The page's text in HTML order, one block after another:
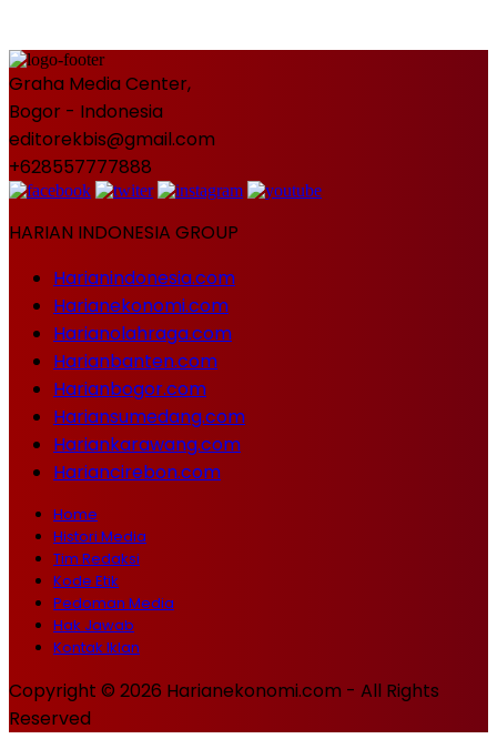
Graha Media Center,
Bogor - Indonesia
editorekbis@gmail.com
+628557777888
HARIAN INDONESIA GROUP
Harianindonesia.com
Harianekonomi.com
Harianolahraga.com
Harianbanten.com
Harianbogor.com
Hariansumedang.com
Hariankarawang.com
Hariancirebon.com
Home
Histori Media
Tim Redaksi
Kode Etik
Pedoman Media
Hak Jawab
Kontak Iklan
Copyright © 2026 Harianekonomi.com - All Rights
Reserved